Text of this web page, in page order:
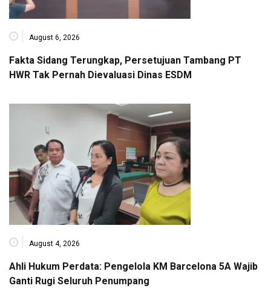
August 6, 2026
Fakta Sidang Terungkap, Persetujuan Tambang PT
HWR Tak Pernah Dievaluasi Dinas ESDM
August 4, 2026
Ahli Hukum Perdata: Pengelola KM Barcelona 5A Wajib
Ganti Rugi Seluruh Penumpang